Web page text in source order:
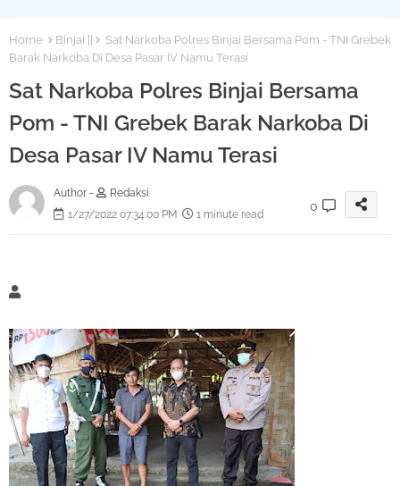
Home Binjai ||
Sat Narkoba Polres Binjai Bersama Pom - TNI Grebek
Barak Narkoba Di Desa Pasar IV Namu Terasi
Sat Narkoba Polres Binjai Bersama
Pom - TNI Grebek Barak Narkoba Di
Desa Pasar IV Namu Terasi
Author -
Redaksi
1/27/2022 07:34:00 PM
1 minute read
0